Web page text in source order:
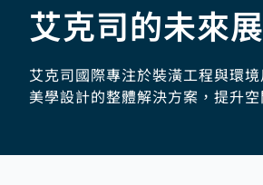
艾克司的未來
艾克司國際專注於裝潢工程與環
美學設計的整體解決方案，提升空